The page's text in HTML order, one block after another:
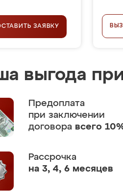
ЗАЯВКУ
выгода
Предоплата
при заключении
договора всего
Рассрочка
на 3, 4, 6 месяцев